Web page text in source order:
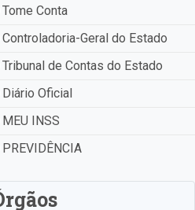
Tome Conta
Controladoria-Geral do Estado
Tribunal de Contas do Estado
Diário Oficial
MEU INSS
PREVIDÊNCIA